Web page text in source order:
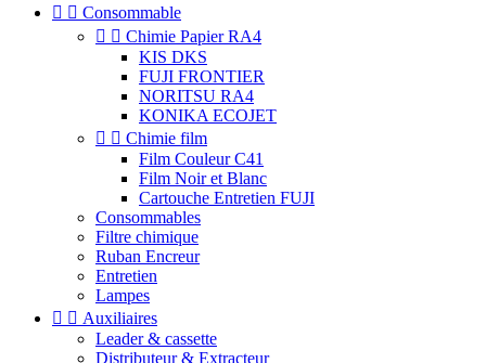
  Consommable
  Chimie Papier RA4
KIS DKS
FUJI FRONTIER
NORITSU RA4
KONIKA ECOJET
  Chimie film
Film Couleur C41
Film Noir et Blanc
Cartouche Entretien FUJI
Consommables
Filtre chimique
Ruban Encreur
Entretien
Lampes
  Auxiliaires
Leader & cassette
Distributeur & Extracteur